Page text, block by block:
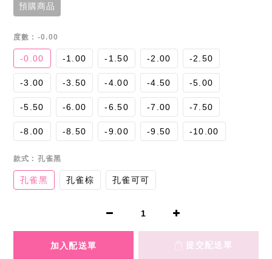
預購商品
度數 : -0.00
-0.00 -1.00 -1.50 -2.00 -2.50
-3.00 -3.50 -4.00 -4.50 -5.00
-5.50 -6.00 -6.50 -7.00 -7.50
-8.00 -8.50 -9.00 -9.50 -10.00
款式 : 孔雀黑
孔雀黑 孔雀棕 孔雀可可